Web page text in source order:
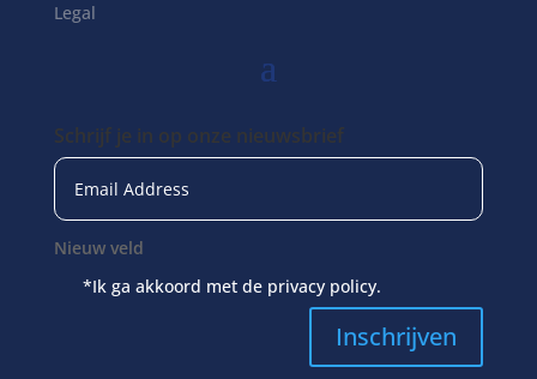
Legal
Schrijf je in op onze nieuwsbrief
Nieuw veld
*Ik ga akkoord met de privacy policy.
Inschrijven